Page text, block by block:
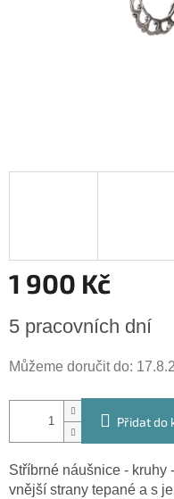
1 900 Kč
cena:
5 pracovních dní
Můžeme doručit do:
Přidat do
Stříbrné náušnice - kruhy
vnější strany tepané a s